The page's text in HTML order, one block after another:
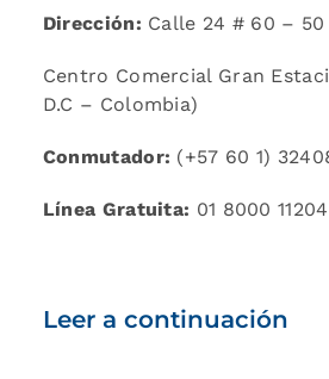
Dirección: Calle 24 # 60 – 50
Centro Comercial Gran
D.C – Colombia)
Conmutador: (+57 60 1)
Línea Gratuita: 01 8000
Leer a continuación